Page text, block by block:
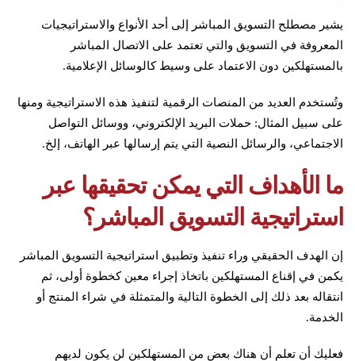
يشير مصطلح التسويق المباشر إلى أحد الأنواع والاستراتيجيات
المعروفة في التسويق والتي تعتمد على الاتصال المباشر
بالمستهلكين دون الاعتماد على وسيط كالوسائل الإعلامية.
وتُستخدم العديد من المنصات الرقمية لتنفيذ هذه الاستراتيجية ومنها
على سبيل المثال: حملات البريد الإلكتروني، ووسائل التواصل
الاجتماعي، والرسائل النصية التي يتم إرسالها عبر الهاتف، إلخ.
ما الأهداف التي يمكن تحقيقها عبر
استراتيجية التسويق المباشر؟
إن الهدف الحقيقي وراء تنفيذ وتطبيق استراتيجية التسويق المباشر
يكمن في إقناع المستهلكين باتخاذ إجراء معين كخطوة أولى، ثم
انتقاله بعد ذلك إلى الخطوة التالية والمتمثلة في شراء المنتج أو
الخدمة.
فعليك أن تعلم أن هناك بعض من المستهلكين لن يكون لديهم